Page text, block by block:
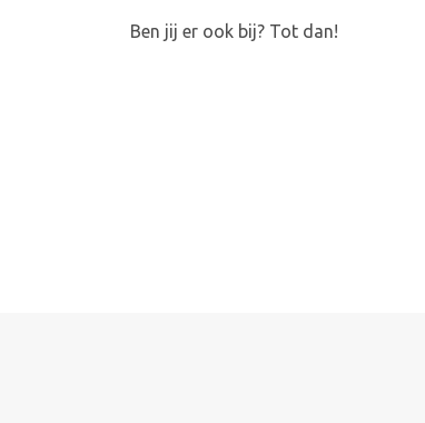
Ben jij er ook bij? Tot dan!